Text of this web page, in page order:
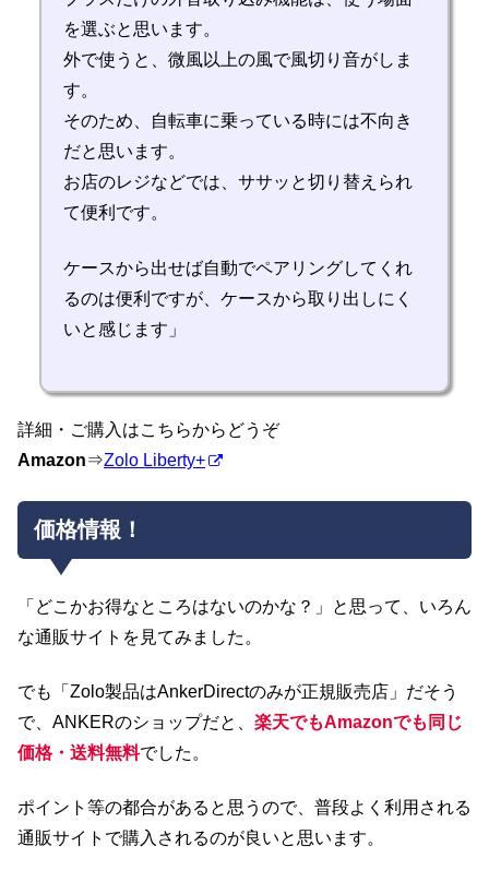
を選ぶと思います。
外で使うと、微風以上の風で風切り音がしま
す。
そのため、自転車に乗っている時には不向き
だと思います。
お店のレジなどでは、ササッと切り替えられ
て便利です。
ケースから出せば自動でペアリングしてくれ
るのは便利ですが、ケースから取り出しにく
いと感じます」
詳細・ご購入はこちらからどうぞ
Amazon⇒Zolo Liberty+
価格情報！
「どこかお得なところはないのかな？」と思って、いろん
な通販サイトを見てみました。
でも「Zolo製品はAnkerDirectのみが正規販売店」だそう
で、ANKERのショップだと、 楽天でもAmazonでも同じ
価格・送料無料でした。
ポイント等の都合があると思うので、普段よく利用される
通販サイトで購入されるのが良いと思います。